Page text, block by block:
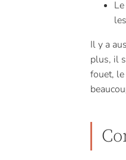
Il y a
plus, il
fouet,